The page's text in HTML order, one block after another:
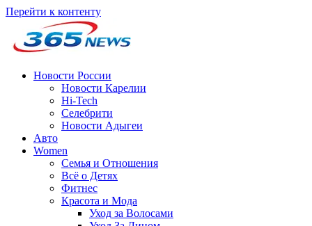
Перейти к контенту
Новости России
Новости Карелии
Hi-Tech
Селебрити
Новости Адыгеи
Авто
Women
Семья и Отношения
Всё о Детях
Фитнес
Красота и Мода
Уход за Волосами